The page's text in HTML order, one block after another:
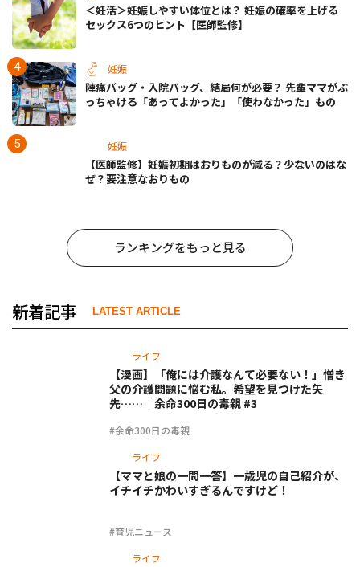
＜妊活＞妊娠しやすい体位とは？ 妊娠の確率を上げる
セックス6つのヒント【医師監修】
妊娠
陣痛バッグ・入院バッグ、結局何が必要？ 先輩ママがぶ
っちゃける「あってよかった」「使わなかった」もの
妊娠
【医師監修】妊娠初期はおりものが減る？少ないのはな
ぜ？要注意なおりもの
ランキングをもっと見る
新着記事 LATEST ARTICLE
ライフ
#余命300日の毒親
【漫画】「俺には介護なんて必要ない！」憎き
父の介護問題に悩む私。希望を見つけた矢
先……｜余命300日の毒親 #3
ライフ
#育児ニュース
【ママと娘の一問一答】一歳児の自己紹介が、
イチイチかわいすぎるんですけど！
ライフ